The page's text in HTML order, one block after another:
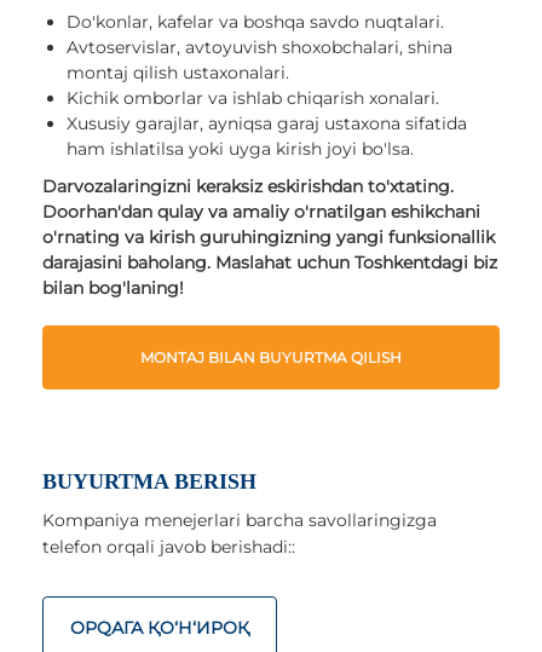
Do'konlar, kafelar va boshqa savdo nuqtalari.
Avtoservislar, avtoyuvish shoxobchalari, shina
montaj qilish ustaxonalari.
Kichik omborlar va ishlab chiqarish xonalari.
Xususiy garajlar, ayniqsa garaj ustaxona sifatida
ham ishlatilsa yoki uyga kirish joyi bo'lsa.
Darvozalaringizni keraksiz eskirishdan to'xtating.
Doorhan'dan qulay va amaliy o'rnatilgan eshikchani
o'rnating va kirish guruhingizning yangi funksionallik
darajasini baholang. Maslahat uchun Toshkentdagi biz
bilan bog'laning!
MONTAJ BILAN BUYURTMA QILISH
BUYURTMA BERISH
Kompaniya menejerlari barcha savollaringizga
telefon orqali javob berishadi::
ОРQАГА ҚO‘Н‘ИРОҚ